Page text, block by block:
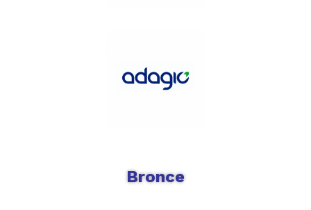
Bronce